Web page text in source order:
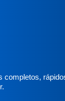
completos,